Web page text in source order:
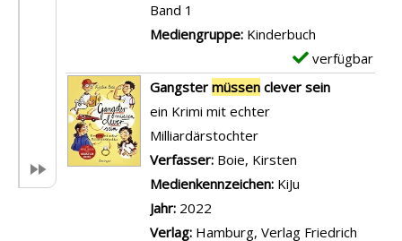
Band 1
Mediengruppe: Kinderbuch
verfügbar
Gangster müssen clever sein
ein Krimi mit echter
Milliardärstochter
Verfasser: Boie, Kirsten
Medienkennzeichen: KiJu
Jahr: 2022
Verlag: Hamburg, Verlag Friedrich